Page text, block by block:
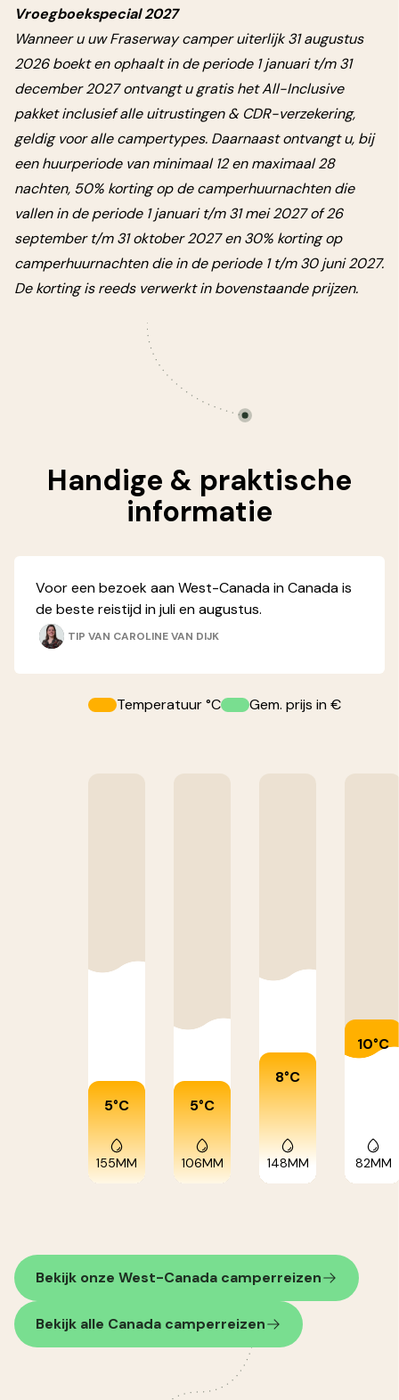
Vroegboekspecial 2027
Wanneer u uw Fraserway camper uiterlijk 31 augustus
2026 boekt en ophaalt in de periode 1 januari t/m 31
december 2027 ontvangt u gratis het All-Inclusive
pakket inclusief alle uitrustingen & CDR-verzekering,
geldig voor alle campertypes. Daarnaast ontvangt u, bij
een huurperiode van minimaal 12 en maximaal 28
nachten, 50% korting op de camperhuurnachten die
vallen in de periode 1 januari t/m 31 mei 2027 of 26
september t/m 31 oktober 2027 en 30% korting op
camperhuurnachten die in de periode 1 t/m 30 juni 2027.
De korting is reeds verwerkt in bovenstaande prijzen.
Handige & praktische
informatie
Voor een bezoek aan West-Canada in Canada is
de beste reistijd in juli en augustus.
TIP VAN CAROLINE VAN DIJK
Temperatuur °C Gem. prijs in €
5°C
155MM
5°C
106MM
8°C
148MM
10°C
82MM
Bekijk onze West-Canada camperreizen
Bekijk alle Canada camperreizen